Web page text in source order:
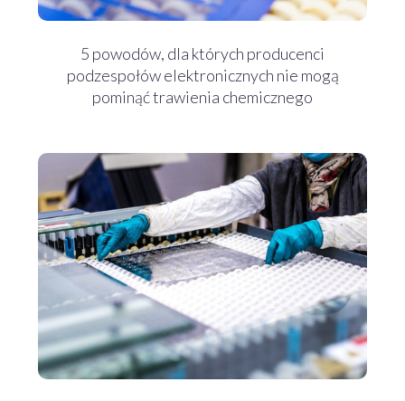
5 powodów, dla których producenci
podzespołów elektronicznych nie mogą
pominąć trawienia chemicznego